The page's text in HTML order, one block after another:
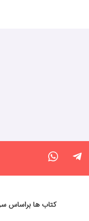
کتاب ها براساس